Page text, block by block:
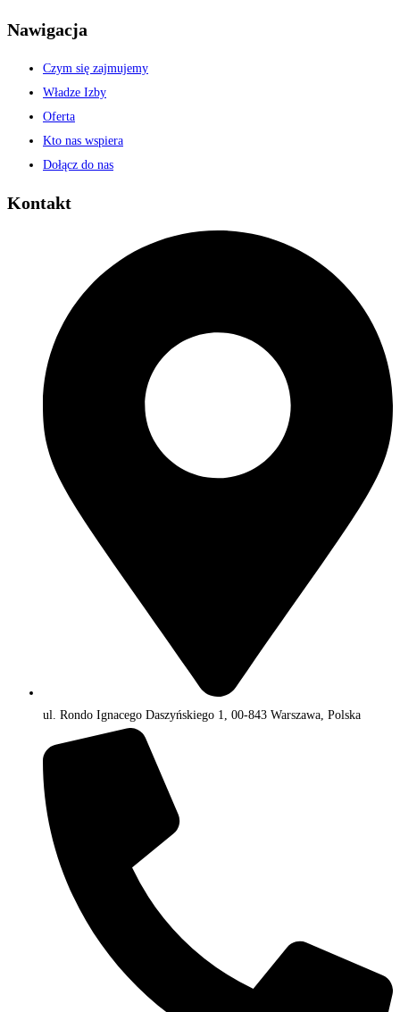
Nawigacja
Czym się zajmujemy
Władze Izby
Oferta
Kto nas wspiera
Dołącz do nas
Kontakt
ul. Rondo Ignacego Daszyńskiego 1, 00-843 Warszawa, Polska